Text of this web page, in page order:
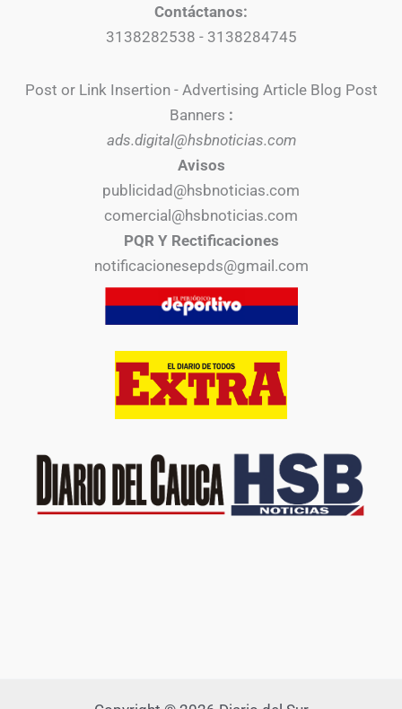
Contáctanos:
3138282538 - 3138284745
Post or Link Insertion - Advertising Article Blog Post
Banners :
ads.digital@hsbnoticias.com
Avisos
publicidad@hsbnoticias.com
comercial@hsbnoticias.com
PQR Y Rectificaciones
notificacionesepds@gmail.com